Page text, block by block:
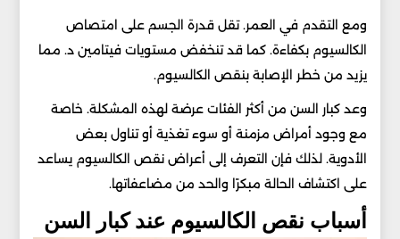
ومع التقدم في العمر. تقل قدرة الجسم على امتصاص
الكالسيوم بكفاءة. كما قد تنخفض مستويات فيتامين د. مما
يزيد من خطر الإصابة بنقص الكالسيوم.
وعد كبار السن من أكثر الفئات عرضة لهذه المشكلة. خاصة
مع وجود أمراض مزمنة أو سوء تغذية أو تناول بعض
الأدوية. لذلك فإن التعرف إلى أعراض نقص الكالسيوم يساعد
على اكتشاف الحالة مبكرًا والحد من مضاعفاتها.
أسباب نقص الكالسيوم عند كبار السن